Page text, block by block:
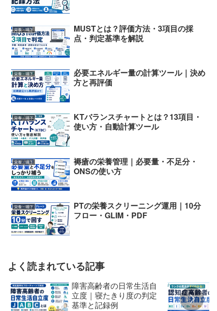
栄養・嚥下
MUSTとは？評価方法・3項目の採
点・判定基準を解説
栄養・嚥下
必要エネルギー量の計算ツール｜決め
方と再評価
栄養・嚥下
KTバランスチャートとは？13項目・
使い方・自動計算ツール
栄養・嚥下
褥瘡の栄養管理｜必要量・不足分・
ONSの使い方
栄養・嚥下
PTの栄養スクリーニング運用｜10分
フロー・GLIM・PDF
よく読まれている記事
障害高齢者の日常生活自
立度｜寝たきり度の判定
基準と記録例